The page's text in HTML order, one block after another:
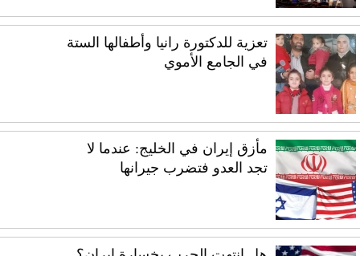
تعزية للدكتورة رانيا وأطفالها الستة
في الجامع الأموي
مأزق إيران في الخليج: عندما لا
تجد العدو فتضرب جيرانها